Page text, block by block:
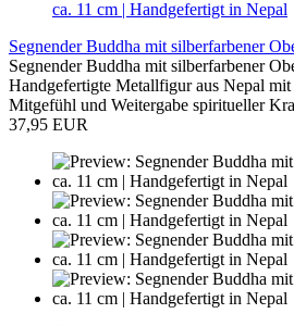
Segnender Buddha mit silberfarbener
Segnender Buddha mit silberfarbener
Handgefertigte Metallfigur aus Nepal
Mitgefühl und Weitergabe spiritueller
37,95 EUR